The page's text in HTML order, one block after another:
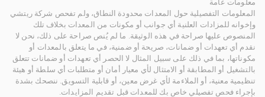
معلومات عامة
المعلومات التفصيلية حول المعدات محدودة النطاق، ولم تفحص شركة ريتشي
وإخوانه للمزادات العلنية أي جوانب أو مكونات من المعدات بخلاف تلك
المنصوص عليها صراحة في هذه الوثيقة. ما لم يُنص صراحة على ذلك، نحن لا
نقدم أي تعهدات أو ضمانات، صريحة أو ضمنية، في ما يتعلق بالمعدات أو
مكوناتها، بما في ذلك على سبيل المثال لا الحصر أي تعهدات أو ضمانات تتعلق
بالتشغيل أو المطابقة أو الامتثال لأي معيار أمان أو متطلبات أي سلطة أو هيئة
تنظيمية معنية، أو الملاءمة لأي غرض معين، أو قابلية التسويق. ننصحك بشدة
بإجراء فحص تفصيلي خاص بك للمعدات قبل تقديم المزايدات.